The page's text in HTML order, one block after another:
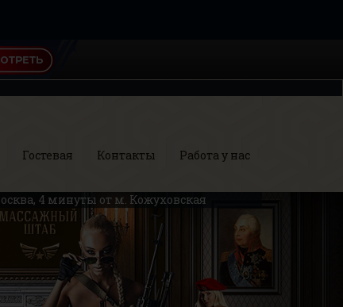
Гостевая Контакты Работа у нас
4 минуты от м. Кожуховская